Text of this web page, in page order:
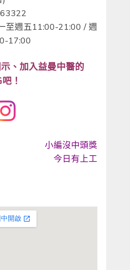
至週五11:00-21:00 / 週
17:00
、加入益曼中醫的
！
小編沒中頭獎
今日有上工